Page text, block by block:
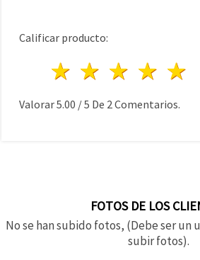
Calificar producto:
4
3
2 estrellas
1 estrella
Valorar5.00 /5 De 2 Comentarios.
FOTOS DE LOS
No se han subido fotos, (Debe ser un
subir fotos).